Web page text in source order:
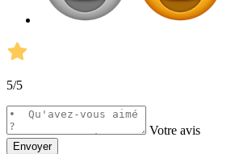
5/5
Votre avis
Envoyer